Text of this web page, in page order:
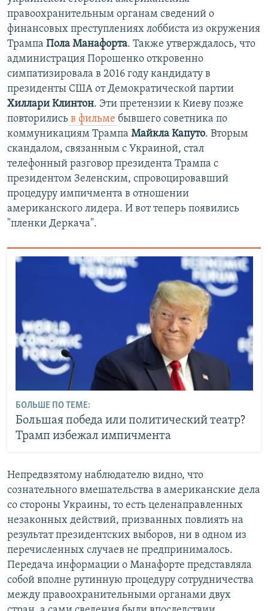
правоохранительным органам сведений о
финансовых преступлениях лоббиста из окружения
Трампа Пола Манафорта. Также утверждалось, что
администрация Порошенко откровенно
симпатизировала в 2016 году кандидату в
президенты США от Демократической партии
Хиллари Клинтон. Эти претензии к Киеву позже
повторились в фильме бывшего советника по
коммуникациям Трампа Майкла Капуто. Вторым
скандалом, связанным с Украиной, стал
телефонный разговор президента Трампа с
президентом Зеленским, спровоцировавший
процедуру импичмента в отношении
американского лидера. И вот теперь появились
"пленки Деркача".
БОЛЬШЕ ПО ТЕМЕ:
Большая победа или политический театр?
Трамп избежал импичмента
Непредвзятому наблюдателю видно, что
сознательного вмешательства в американские дела
со стороны Украины, то есть целенаправленных
незаконных действий, призванных повлиять на
результат президентских выборов, ни в одном из
перечисленных случаев не предпринималось.
Передача информации о Манафорте представляла
собой вполне рутинную процедуру сотрудничества
между правоохранительными органами двух